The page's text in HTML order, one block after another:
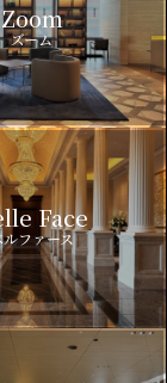
Zoom
ズーム
Face
ルファース